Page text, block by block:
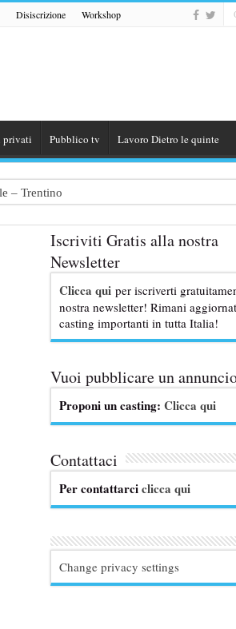
Disiscrizione Workshop
privati Pubblico tv Lavoro Dietro le quinte
– Trentino
tra i 16 e i 18 anni
Iscriviti Gratis alla nostra
Newsletter
Clicca qui per iscriverti
nostra newsletter! Rimani
casting importanti in tutta Italia!
Vuoi pubblicare un
Proponi un casting: Clicca qui
Contattaci
Per contattarciclicca qui
Change privacy settings